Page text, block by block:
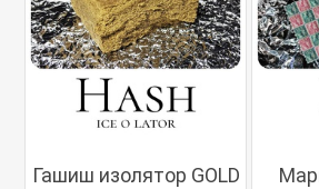
Гашиш изолятор GOLD